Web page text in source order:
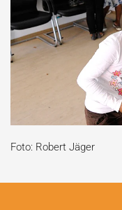
Foto: Robert Jäger